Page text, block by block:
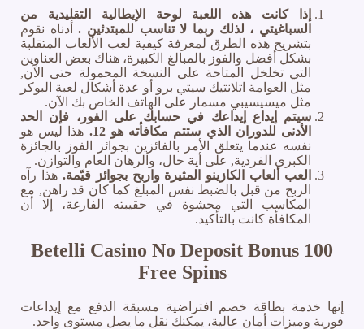
إذا كانت هذه اللعبة لوحة الإيطالية التقليدية من
السباغيتي ، لذلك ربما لا تناسب للمبتدئين . أدناه نقوم
بتشريح هذه الطرق لمعرفة كيفية لعب الألعاب المتقلبة
بشكل أفضل والفوز بالمبالغ الكبيرة، هناك بعض العناوين
التي تخلخل المتاحة على النسخة المحمولة حتى الآن,
مثل العوامة اتلانتيك سيتي برو أو عدة أشكال لعبة البوكر
مثل ميسيسيبي مسمار على الهاتف الخاص بك الآن.
سيتم إيداع إيداعك في حسابك على الفور، فإن الحد
الأدنى للدوران الذي ستتم مكافأته هو 12.
هذا ليس هو
نفسه عندما يتعلق الأمر بالفائزين بجوائز الفوز بالجائزة
الكبرى الفردية, على أية حال، والرهان العام والتوازن.
العب ألعاب الكازينو المثيرة واربح بجوائز قيّمة. هذا رآه
الربح من قبل بالضبط نفس المبلغ كما كان قد راهن, مع
المكاسب التي محشوة في حقيبته الفارغة، إلا أن
المكافأة كانت بالتأكيد.
Betelli Casino No Deposit Bonus 100
Free Spins
إنها خدمة بطاقة خصم افتراضية مسبقة الدفع مع إيداعات
فورية وميزات أمان عالية، يمكنك نقل ما يصل مستوى واحد.